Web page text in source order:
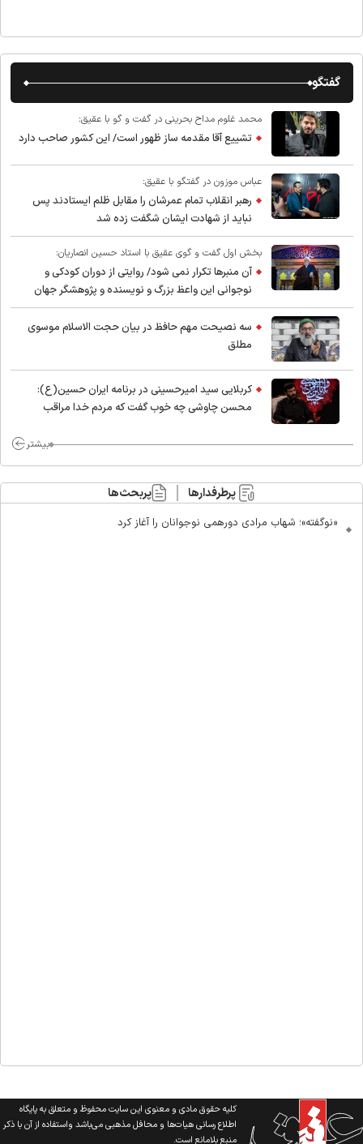
گفتگو
محمد غلوم مداح بحرینی در گفت و گو با عقیق:
تشییع آقا مقدمه ساز ظهور است/ این کشور صاحب دارد
عباس موزون در گفتگو با عقیق:
رهبر انقلاب تمام عمرشان را مقابل ظلم ایستادند پس
نباید از شهادت ایشان شگفت زده شد
بخش اول گفت و گوی عقیق با استاد حسین انصاریان:
آن منبرها تکرار نمی شود/ روایتی از دوران کودکی و
نوجوانی این واعظ بزرگ و نویسنده و پژوهشگر جهان
اسلام
سه نصیحت مهم حافظ در بیان حجت الاسلام موسوی
مطلق
کربلایی سید امیر‌حسینی در برنامه ایران حسین(ع):
محسن چاوشی چه خوب گفت که مردم خدا مراقب
بیشتر
پرطرفدارها پربحث‌ها
«نوگفته»؛ شهاب مرادی دورهمی نوجوانان را آغاز کرد
کلیه حقوق مادی و معنوی این سایت محفوظ و متعلق به پایگاه
اطلاع رسانی هیات‌ها و محافل مذهبی می‌باشد واستفاده از آن با ذکر
منبع بلامانع است.